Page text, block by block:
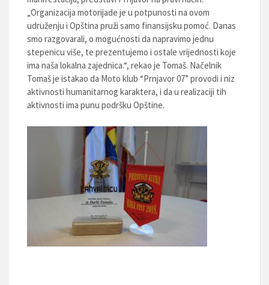
„Organizacija motorijade je u potpunosti na ovom
udruženju i Opština pruži samo finansijsku pomoć. Danas
smo razgovarali, o mogućnosti da napravimo jednu
stepenicu više, te prezentujemo i ostale vrijednosti koje
ima naša lokalna zajednica.“, rekao je Tomaš. Načelnik
Tomaš je istakao da Moto klub “Prnjavor 07” provodi i niz
aktivnosti humanitarnog karaktera, i da u realizaciji tih
aktivnosti ima punu podršku Opštine.